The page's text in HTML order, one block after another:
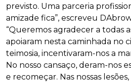
previsto. Uma parceria
amizade fica”, escreveu
“Queremos agradecer a todas
apoiaram nesta caminhada no
teimosia, incentivaram-nos a
No nosso cansaço, deram-nos
e recomeçar. Nas nossas